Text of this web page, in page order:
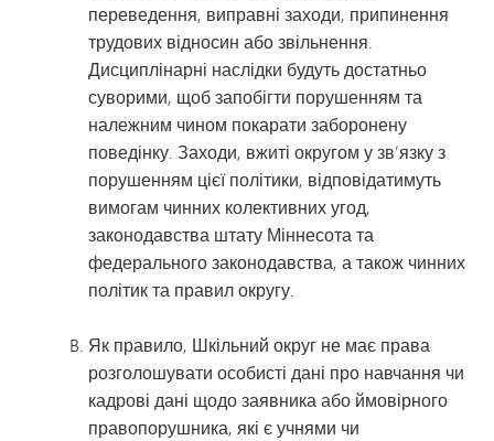
переведення, виправні заходи, припинення
трудових відносин або звільнення.
Дисциплінарні наслідки будуть достатньо
суворими, щоб запобігти порушенням та
належним чином покарати заборонену
поведінку. Заходи, вжиті округом у зв’язку з
порушенням цієї політики, відповідатимуть
вимогам чинних колективних угод,
законодавства штату Міннесота та
федерального законодавства, а також чинних
політик та правил округу.
Як правило, Шкільний округ не має права
розголошувати особисті дані про навчання чи
кадрові дані щодо заявника або ймовірного
правопорушника, які є учнями чи